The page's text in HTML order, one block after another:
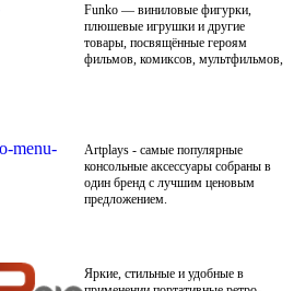
Funko — виниловые фигурки,
плюшевые игрушки и другие
товары, посвящённые героям
фильмов, комиксов, мультфильмов,
Artplays - самые популярные
консольные аксессуары собраны в
один бренд с лучшим ценовым
предложением.
Яркие, стильные и удобные в